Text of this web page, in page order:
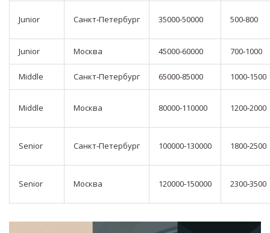
Junior Санкт‑Петербург 35000‑50000 500‑800
Junior Москва 45000‑60000 700‑1000
Middle Санкт‑Петербург 65000‑85000 1000‑1500
Middle Москва 80000‑110000 1200‑2000
Senior Санкт‑Петербург 100000‑130000 1800‑2500
Senior Москва 120000‑150000 2300‑3500